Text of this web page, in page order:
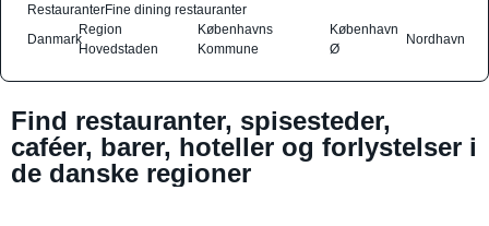
RestauranterFine dining restauranter
Danmark
Region
Hovedstaden
Københavns
Kommune
København
Ø
Nordhavn
Find restauranter, spisesteder,
caféer, barer, hoteller og forlystelser i
de danske regioner